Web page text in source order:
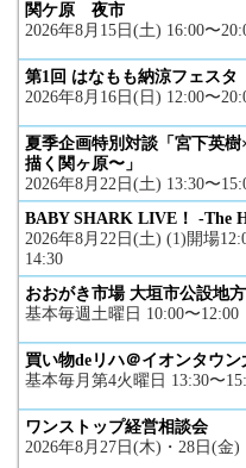
関ケ原 夜市
2026年8月15日(土) 16:00〜
第1回 はなもも納涼フェスタ
2026年8月16日(日) 12:00〜
夏季企画特別対談「宮下英
描く関ヶ原〜」
2026年8月22日(土) 13:30〜
BABY SHARK LIVE！ -The
2026年8月22日(土) (1)開場
14:30
おおがき市場 大垣市公設地
基本毎週土曜日 10:00〜12:00
買い物deリハ＠イオンタウン
基本毎月第4火曜日 13:30〜
ワンストップ経営相談会
2026年8月27日(木)・28日(金)